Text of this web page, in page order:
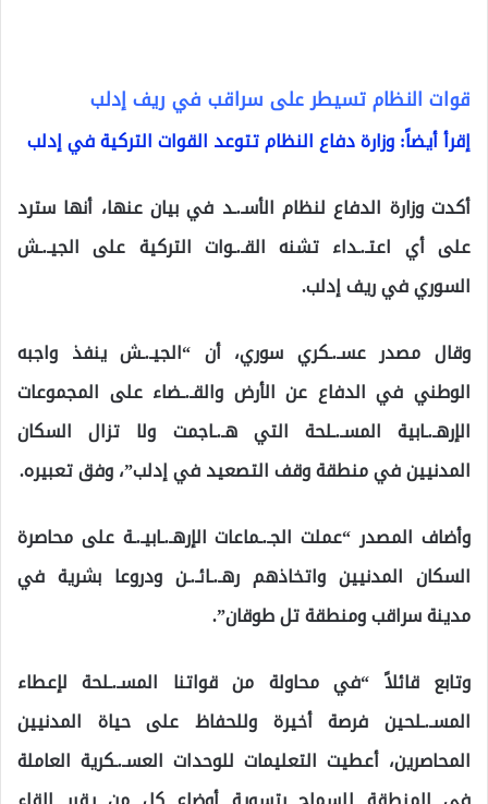
قوات النظام تسيطر على سراقب في ريف إدلب
إقرأ أيضاً: وزارة دفاع النظام تتوعد القوات التركية في إدلب
أكدت وزارة الدفاع لنظام الأسـ.ـد في بيان عنها، أنها سترد
على أي اعتـ.ـداء تشنه القـ.ـوات التركية على الجيـ.ـش
السوري في ريف إدلب.
وقال مصدر عسـ.ـكري سوري، أن “الجيـ.ـش ينفذ واجبه
الوطني في الدفاع عن الأرض والقـ.ـضاء على المجموعات
الإرهـ.ـابية المسـ.ـلحة التي هـ.ـاجمت ولا تزال السكان
المدنيين في منطقة وقف التصعيد في إدلب”، وفق تعبيره.
وأضاف المصدر “عملت الجـ.ـماعات الإرهـ.ـابيـ.ـة على محاصرة
السكان المدنيين واتخاذهم رهـ.ـائـ.ـن ودروعا بشرية في
مدينة سراقب ومنطقة تل طوقان”.
وتابع قائلاً “في محاولة من قواتنا المسـ.ـلحة لإعطاء
المسـ.ـلحين فرصة أخيرة وللحفاظ على حياة المدنيين
المحاصرين، أعطيت التعليمات للوحدات العسـ.ـكرية العاملة